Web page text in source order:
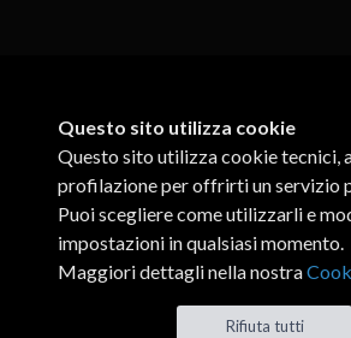
Questo sito utilizza cookie
Questo sito utilizza cookie tecnici,
profilazione per offrirti un servizio
Puoi scegliere come utilizzarli e
impostazioni in qualsiasi momento.
Maggiori dettagli nella nostra
Rifiuta tutti